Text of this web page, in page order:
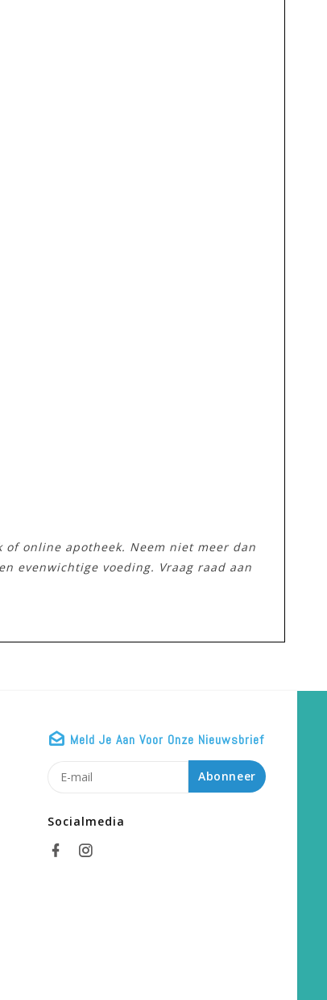
online apotheek. Neem niet meer dan
evenwichtige voeding. Vraag raad aan
Meld Je Aan Voor Onze Nieuwsbrief
Abonneer
Socialmedia